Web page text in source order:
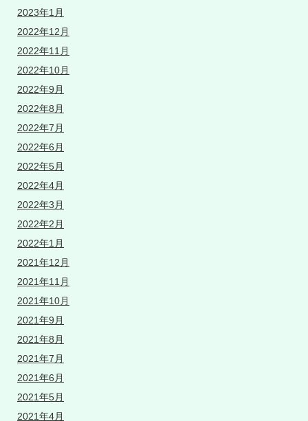
2023年1月
2022年12月
2022年11月
2022年10月
2022年9月
2022年8月
2022年7月
2022年6月
2022年5月
2022年4月
2022年3月
2022年2月
2022年1月
2021年12月
2021年11月
2021年10月
2021年9月
2021年8月
2021年7月
2021年6月
2021年5月
2021年4月